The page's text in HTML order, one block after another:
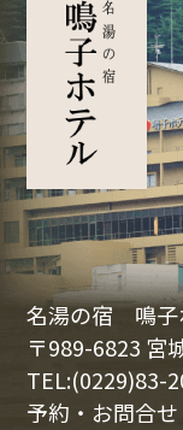
名湯の宿 鳴子
〒989-6823 宮
TEL:(0229)83-
予約・お問合せ